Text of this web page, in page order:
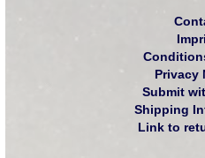
Privacy
Submit
Shipping
Link to